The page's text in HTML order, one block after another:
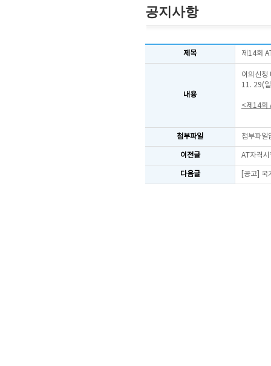
공지사항
제목 제14회
내용
이의신청
11. 29(
<제14회
첨부파일 첨부파일
이전글 AT자격
다음글 [공고]